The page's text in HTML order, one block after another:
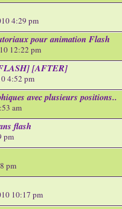
4:29 pm
pour animation Flash
12:22 pm
[AFTER]
4:52 pm
avec plusieurs positions..
am
flash
pm
pm
10:17 pm